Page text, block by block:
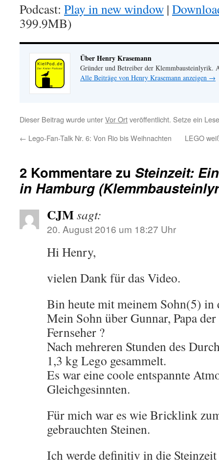
Podcast: Play in new window |
399.9MB)
Über Henry Krasemann
Gründer und Betreiber der Klemmbausteinlyrik.
Alle Beiträge von Henry Krasemann anzeigen →
Dieser Beitrag wurde unterVor Ortveröffentlicht. Setze ein
← Lego-Fan-Talk Nr. 6: Von Rio bis Weihnachten LEGO
2 Kommentare zu Steinzeit:
in Hamburg
CJMsagt:
20. August 2016 um 18:27 Uhr
Hi Henry,
vielen Dank für das Video.
Bin heute mit meinem Sohn(5) in
Mein Sohn über Gunnar, Papa
Fernseher ?
Nach mehreren Stunden des
1,3 kg Lego gesammelt.
Es war eine coole entspannte
Gleichgesinnten.
Für mich war es wie Bricklink
gebrauchten Steinen.
Ich werde definitiv in die